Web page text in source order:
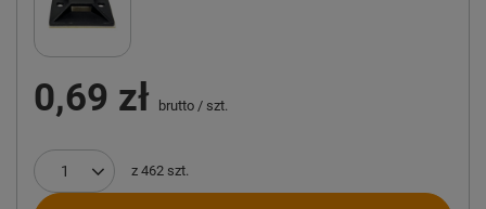
0,69 zł brutto / szt.
z 462 szt.